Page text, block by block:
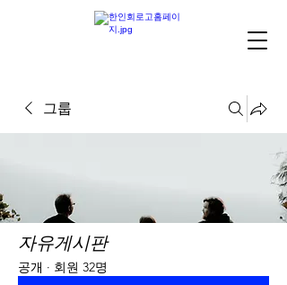
그룹
자유게시판
공개 · 회원 32명